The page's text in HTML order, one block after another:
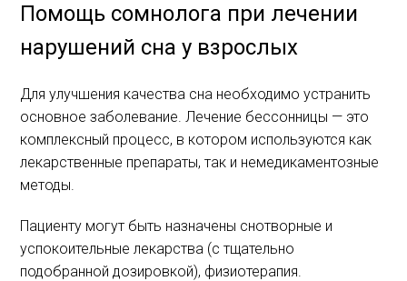
Помощь сомнолога при лечении
нарушений сна у взрослых
Для улучшения качества сна необходимо устранить
основное заболевание. Лечение бессонницы — это
комплексный процесс, в котором используются как
лекарственные препараты, так и немедикаментозные
методы.
Пациенту могут быть назначены снотворные и
успокоительные лекарства (с тщательно
подобранной дозировкой), физиотерапия.